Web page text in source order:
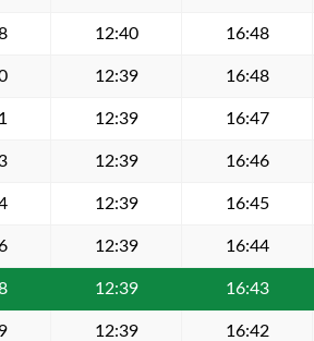
12:40 16:48
12:39 16:48
12:39 16:47
12:39 16:46
12:39 16:45
12:39 16:44
12:39 16:43
12:39 16:42